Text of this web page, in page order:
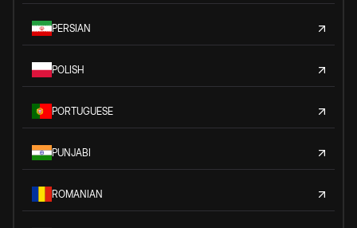
PERSIAN
POLISH
PORTUGUESE
PUNJABI
ROMANIAN